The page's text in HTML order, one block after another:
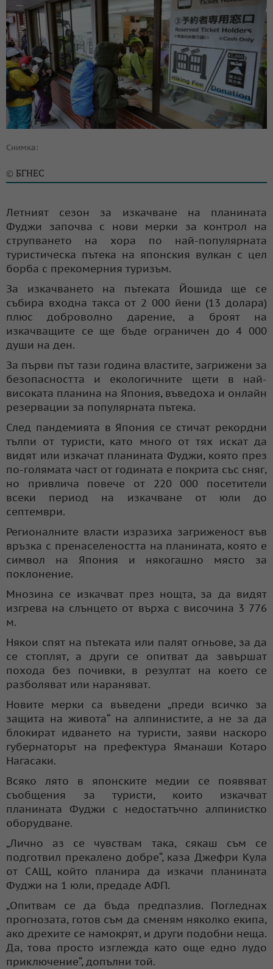
Снимка:
© БГНЕС
Летният сезон за изкачване на планината
Фуджи започва с нови мерки за контрол на
струпването на хора по най-популярната
туристическа пътека на японския вулкан с цел
борба с прекомерния туризъм.
За изкачването на пътеката Йошида ще се
събира входна такса от 2 000 йени (13 долара)
плюс доброволно дарение, а броят на
изкачващите се ще бъде ограничен до 4 000
души на ден.
За първи път тази година властите, загрижени за
безопасността и екологичните щети в най-
високата планина на Япония, въведоха и онлайн
резервации за популярната пътека.
След пандемията в Япония се стичат рекордни
тълпи от туристи, като много от тях искат да
видят или изкачат планината Фуджи, която през
по-голямата част от годината е покрита със сняг,
но привлича повече от 220 000 посетители
всеки период на изкачване от юли до
септември.
Регионалните власти изразиха загриженост във
връзка с пренаселеността на планината, която е
символ на Япония и някогашно място за
поклонение.
Мнозина се изкачват през нощта, за да видят
изгрева на слънцето от върха с височина 3 776
м.
Някои спят на пътеката или палят огньове, за да
се стоплят, а други се опитват да завършат
похода без почивки, в резултат на което се
разболяват или нараняват.
Новите мерки са въведени „преди всичко за
защита на живота“ на алпинистите, а не за да
блокират идването на туристи, заяви наскоро
губернаторът на префектура Яманаши Котаро
Нагасаки.
Всяко лято в японските медии се появяват
съобщения за туристи, които изкачват
планината Фуджи с недостатъчно алпинистко
оборудване.
„Лично аз се чувствам така, сякаш съм се
подготвил прекалено добре“, каза Джефри Кула
от САЩ, който планира да изкачи планината
Фуджи на 1 юли, предаде АФП.
„Опитвам се да бъда предпазлив. Погледнах
прогнозата, готов съм да сменям няколко екипа,
ако дрехите се намокрят, и други подобни неща.
Да, това просто изглежда като още едно лудо
приключение“, допълни той.